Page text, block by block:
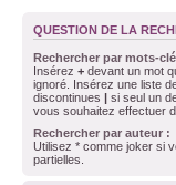
QUESTION DE LA
Rechercher par mots-
Insérez + devant un mot
ignoré. Insérez une liste
discontinues | si seul un
vous souhaitez effectuer
Rechercher par auteur :
Utilisez * comme joker si
partielles.